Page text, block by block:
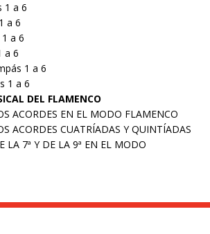
1 a 6
a 6
a 6
a 6
1 a 6
1 a 6
DEL FLAMENCO
ACORDES EN EL MODO FLAMENCO
ACORDES CUATRÍADAS Y QUINTÍADAS
LA 7ª Y DE LA 9ª EN EL MODO